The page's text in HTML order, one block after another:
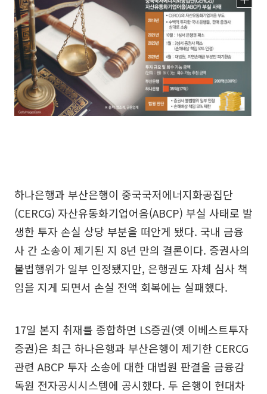
하나은행과 부산은행이 중국국저에너지화공집단
(CERCG) 자산유동화기업어음(ABCP) 부실 사태로 발
생한 투자 손실 상당 부분을 떠안게 됐다. 국내 금융
사 간 소송이 제기된 지 8년 만의 결론이다. 증권사의
불법행위가 일부 인정됐지만, 은행권도 자체 심사 책
임을 지게 되면서 손실 전액 회복에는 실패했다.
17일 본지 취재를 종합하면 LS증권(옛 이베스트투자
증권)은 최근 하나은행과 부산은행이 제기한 CERCG
관련 ABCP 투자 소송에 대한 대법원 판결을 금융감
독원 전자공시시스템에 공시했다. 두 은행이 현대차